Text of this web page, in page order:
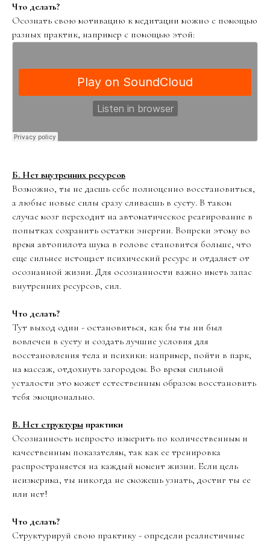
Что делать?
Осознать свою мотивацию к медитации можно с помощью
разных практик, например с помощью этой:
Б. Нет внутренних ресурсов
Возможно, ты не даешь себе полноценно восстановиться,
а любые новые силы сразу сливаешь в суету. В таком
случае мозг переходит на автоматическое реагирование в
попытках сохранить остатки энергии. Вопреки этому во
время автопилота шума в голове становится больше, что
еще сильнее истощает психический ресурс и отдаляет от
осознанной жизни. Для осознанности важно иметь запас
внутренних ресурсов, сил.
Что делать?
Тут выход один - остановиться, как бы ты ни был
вовлечен в суету и создать лучшие условия для
восстановления тела и психики: например, пойти в парк,
на массаж, отдохнуть загородом. Во время сильной
усталости это может естественным образом восстановить
тебя эмоционально.
В. Нет структуры практики
Осознанность непросто измерить по количественным и
качественным показателям, так как ее тренировка
распространяется на каждый момент жизни. Если цель
неизмерима, ты никогда не сможешь узнать, достиг ты ее
или нет!
Что делать?
Структурируй свою практику - определи реалистичные